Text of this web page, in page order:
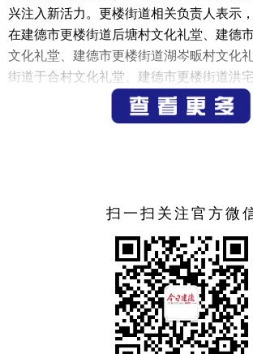
兴注入新活力。更楼街道相关负责人表示
在建德市更楼街道后塘村文化礼堂、建德
文化礼堂、建德市更楼街道湖岑畈村文化
街道于合村文化礼堂、建德市更楼街道洪
德市更楼街道石岭村文化礼堂、建德市更
礼堂、建德市更楼街道邓家村文化礼堂、
楼街道新市村文化礼堂、建德市更楼街道
化礼堂等13个文化礼堂同步开展。下一步
里的风土人情等特色，满足村民们的精神
礼堂进一步成为百姓们的精神家园。
扫一扫关注官方微